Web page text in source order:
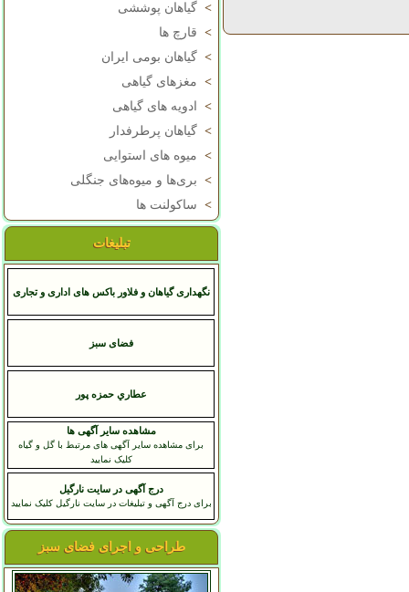
> گیاهان پوششی
> قارچ ها
> گیاهان بومی ایران
> مغزهای گیاهی
>
ادویه های گیاهی
> گیاهان پرطرفدار
> میوه های استوایی
> بری‌ها و میوه‌های جنگلی
> ساکولنت ها
تبلیغات
نگهداری گیاهان و فلاور باکس های اداری و تجاری
فضای سبز
عطاري حمزه پور
مشاهده سایر آگهی ها
برای مشاهده سایر آگهی های مرتبط با گل و گیاه
کلیک نمایید
درج آگهی در سایت نارگیل
برای درج آگهی و تبلیغات در سایت نارگیل کلیک نمایید
طراحی و اجرای فضای سبز